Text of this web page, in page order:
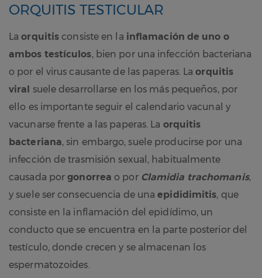
ORQUITIS TESTICULAR
Laorquitis consiste en la inflamación de uno o
ambos testículos, bien por una infección bacteriana
o por el virus causante de las paperas. Laorquitis
viral suele desarrollarse en los más pequeños, por
ello es importante seguir el calendario vacunal y
vacunarse frente a las paperas. La orquitis
bacteriana, sin embargo, suele producirse por una
infección de trasmisión sexual, habitualmente
causada porgonorrea o por Clamidia trachomanis,
y suele ser consecuencia de unaepididimitis, que
consiste en la inflamación del epidídimo, un
conducto que se encuentra en la parte posterior del
testículo, donde crecen y se almacenan los
espermatozoides.